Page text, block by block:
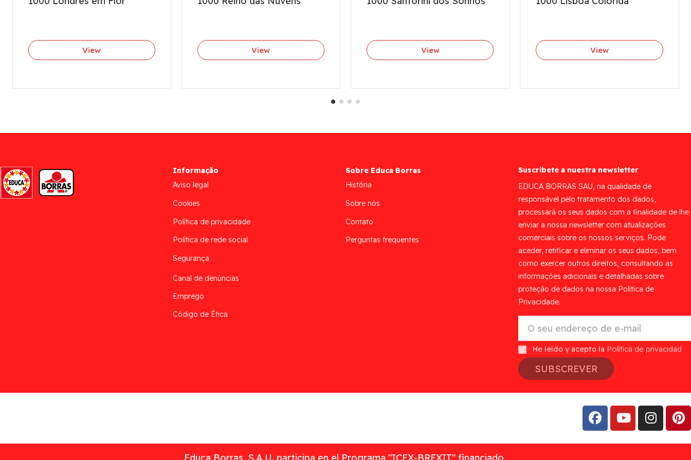
View View View View
Informação
Aviso legal
Cookies
Política de privacidade
Política de rede social
Segurança
Canal de denúncias
Emprego
Código de Ética
Sobre Educa Borras
História
Sobre nós
Contato
Perguntas frequentes
Suscríbete a nuestra newsletter
EDUCA BORRAS SAU, na qualidade de
responsável pelo tratamento dos dados,
processará os seus dados com a finalidade de lhe
enviar a nossa newsletter com atualizações
comerciais sobre os nossos serviços. Pode
aceder, retificar e eliminar os seus dados, bem
como exercer outros direitos, consultando as
informações adicionais e detalhadas sobre
proteção de dados na nossa Política de
Privacidade.
He leído y acepto la Política de privacidad
SUBSCREVER